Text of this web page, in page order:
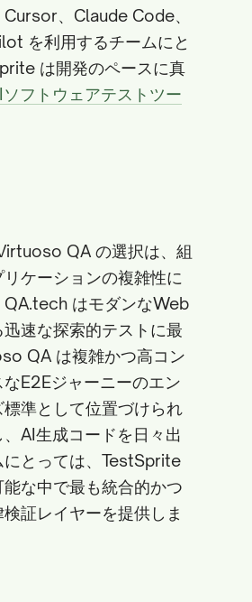
、Claude Code、
を利用するチームにと
は開発のペースに真
ソフトウェアテストツー
QA の選択は、組
ケーションの複雑性に
QA.tech はモダンなWeb
速な探索的テストに最
QA は複雑かつ高コン
E2Eジャーニーのエン
標準として位置づけられ
、AI生成コードを日々出
にとっては、TestSprite
な中で最も統合的かつ
証レイヤーを提供しま